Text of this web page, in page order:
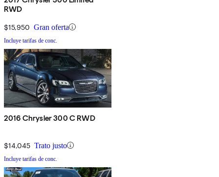
RWD
$15,950 Gran oferta
Incluye tarifas de conc.
2016 Chrysler 300 C RWD
$14,045 Trato justo
Incluye tarifas de conc.